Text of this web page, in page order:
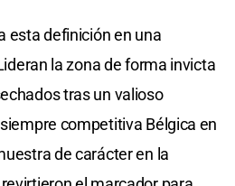
esta definición en una
la zona de forma invicta
tras un valioso
competitiva Bélgica en
de carácter en la